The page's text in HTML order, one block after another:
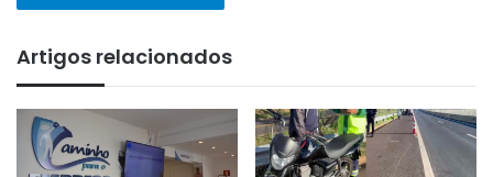
Artigos relacionados